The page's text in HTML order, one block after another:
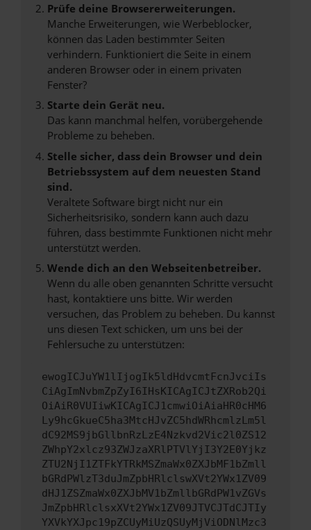
Prüfe deine Browsererweiterungen.
Manche Erweiterungen, wie Werbeblocker,
können das Laden bestimmter Seiten
verhindern. Funktioniert die Seite in einem
anderen Browser oder in einem privaten
Fenster?
Starte dein Gerät neu.
Das kann manchmal helfen, vorübergehende
Probleme zu beheben.
Stelle sicher, dass dein Browser und dein
Betriebssystem auf dem neuesten Stand
sind.
Veraltete Software birgt nicht nur ein
Sicherheitsrisiko, sondern kann auch dazu
führen, dass bestimmte Funktionen nicht mehr
unterstützt werden.
Wende dich an den Webseitenbetreiber.
Wenn du alle oben genannten Schritte versucht
hast, kontaktiere uns bitte. Wir werden
versuchen, das Problem zu beheben. Du kannst
uns diesen Text schicken, um uns bei der
Fehlersuche zu unterstützen:
ewogICJuYW1lIjogIk5ldHdvcmtFcnJvciIs
CiAgImNvbmZpZyI6IHsKICAgICJtZXRob2Qi
OiAiR0VUIiwKICAgICJ1cmwiOiAiaHR0cHM6
Ly9hcGkueC5ha3MtcHJvZC5hdWRhcmlzLm5l
dC92MS9jbGllbnRzLzE4Nzkvd2Vic2l0ZS12
ZWhpY2xlcz93ZWJzaXRlPTVlYjI3Y2E0Yjkz
ZTU2NjI1ZTFkYTRkMSZmaWx0ZXJbMF1bZmll
bGRdPWlzT3duJmZpbHRlclswXVt2YWx1ZV09
dHJ1ZSZmaWx0ZXJbMV1bZmllbGRdPW1vZGVs
JmZpbHRlclsxXVt2YWx1ZV09JTVCJTdCJTIy
YXVkYXJpc19pZCUyMiUzQSUyMjViODNlMzc3